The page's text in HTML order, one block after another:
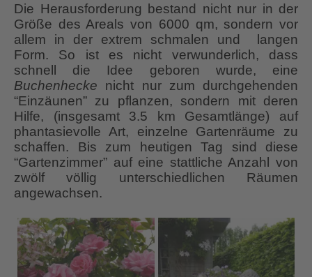
Die Herausforderung bestand nicht nur in der
Größe des Areals von 6000 qm, sondern vor
allem in der extrem schmalen und langen
Form. So ist es nicht verwunderlich, dass
schnell die Idee geboren wurde, eine
Buchenhecke nicht nur zum durchgehenden
“Einzäunen” zu pflanzen, sondern mit deren
Hilfe, (insgesamt 3.5 km Gesamtlänge) auf
phantasievolle Art, einzelne Gartenräume zu
schaffen. Bis zum heutigen Tag sind diese
“Gartenzimmer” auf eine stattliche Anzahl von
zwölf völlig unterschiedlichen Räumen
angewachsen.